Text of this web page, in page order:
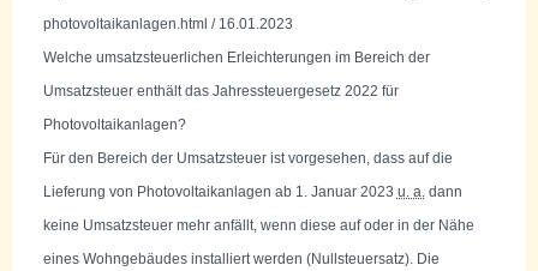
photovoltaikanlagen.html / 16.01.2023
Welche umsatzsteuerlichen Erleichterungen im Bereich der
Umsatzsteuer enthält das Jahressteuergesetz 2022 für
Photovoltaikanlagen?
Für den Bereich der Umsatzsteuer ist vorgesehen, dass auf die
Lieferung von Photovoltaikanlagen ab 1. Januar 2023 u. a.dann
keine Umsatzsteuer mehr anfällt, wenn diese auf oder in der Nähe
eines Wohngebäudes installiert werden (Nullsteuersatz). Die